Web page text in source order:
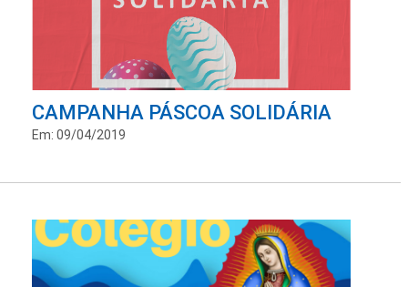
CAMPANHA PÁSCOA SOLIDÁRIA
Em: 09/04/2019